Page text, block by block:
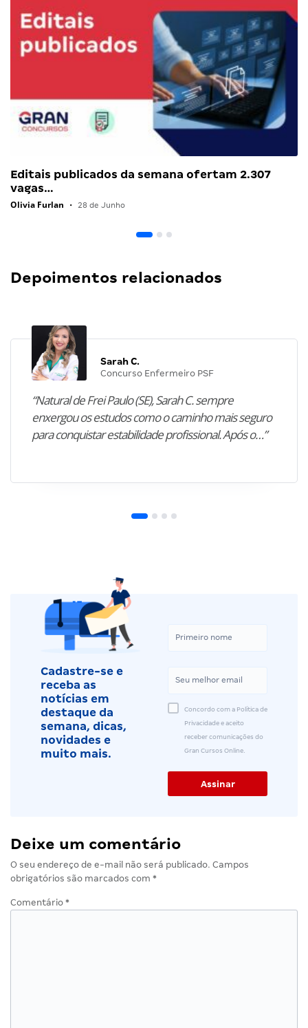
Editais publicados da semana ofertam 2.307
vagas…
Olivia Furlan • 28 de Junho
Depoimentos relacionados
Sarah C.
Concurso Enfermeiro PSF
“Natural de Frei Paulo (SE), Sarah C. sempre
enxergou os estudos como o caminho mais seguro
para conquistar estabilidade profissional. Após o…”
Cadastre-se e
receba as
notícias em
destaque da
semana, dicas,
novidades e
muito mais.
Concordo com a Política de
Privacidade e aceito
receber comunicações do
Gran Cursos Online.
Deixe um comentário
O seu endereço de e-mail não será publicado. Campos
obrigatórios são marcados com *
Comentário *